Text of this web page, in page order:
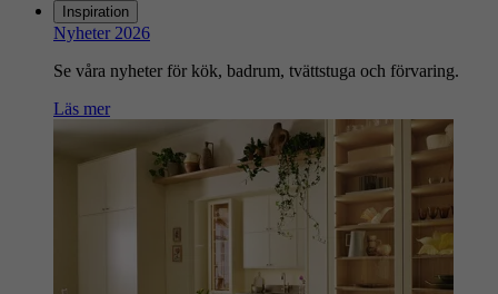
Inspiration
Nyheter 2026
Se våra nyheter för kök, badrum, tvättstuga och förvaring.
Läs mer